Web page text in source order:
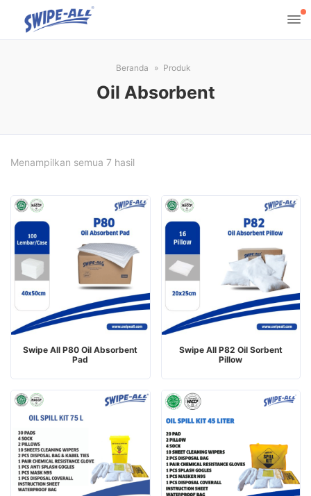
Beranda Produk
Oil Absorbent
Menampilkan semua 7 hasil
harga:
rendah
tinggi
Swipe All P80 Oil Absorbent
Pad
Swipe All P82 Oil Sorbent
Pillow